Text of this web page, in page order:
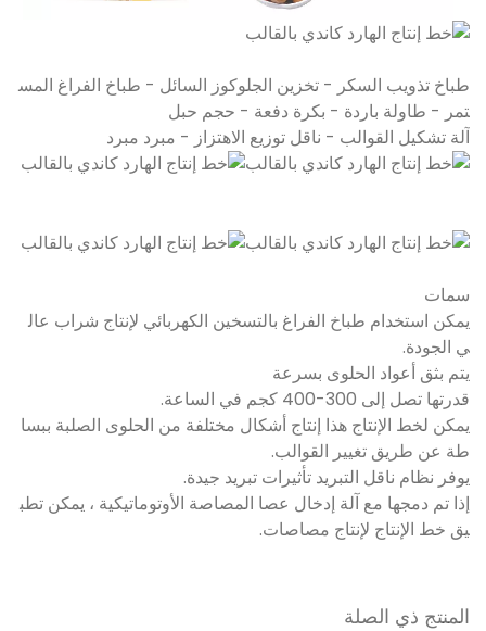
طباخ تذويب السكر - تخزين الجلوكوز السائل - طباخ الفراغ المس
تمر - طاولة باردة - بكرة دفعة - حجم حبل
آلة تشكيل القوالب - ناقل توزيع الاهتزاز - مبرد مبرد
سمات
يمكن استخدام طباخ الفراغ بالتسخين الكهربائي لإنتاج شراب عال
ي الجودة.
يتم بثق أعواد الحلوى بسرعة
قدرتها تصل إلى 300-400 كجم في الساعة.
يمكن لخط الإنتاج هذا إنتاج أشكال مختلفة من الحلوى الصلبة ببسا
طة عن طريق تغيير القوالب.
يوفر نظام ناقل التبريد تأثيرات تبريد جيدة.
إذا تم دمجها مع آلة إدخال عصا المصاصة الأوتوماتيكية ، يمكن تطب
يق خط الإنتاج لإنتاج مصاصات.
المنتج ذي الصلة